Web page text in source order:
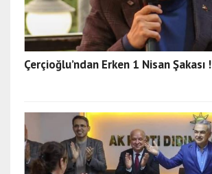
Çerçioğlu’ndan Erken 1 Nisan Şakası !